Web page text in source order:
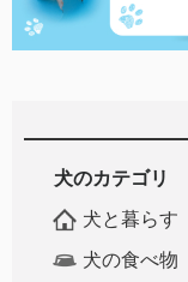
犬のカテゴリ
犬と暮らす
犬の食べ物